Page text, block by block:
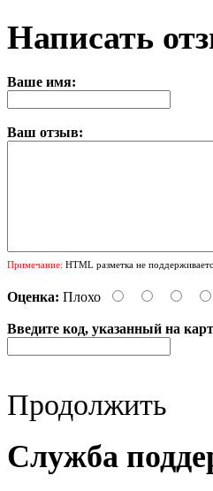
Написать
Ваше имя:
Ваш отзыв:
Примечание: HTML разметка не
Оценка: Плохо
Введите код, указанный на
Продолжить
Служба